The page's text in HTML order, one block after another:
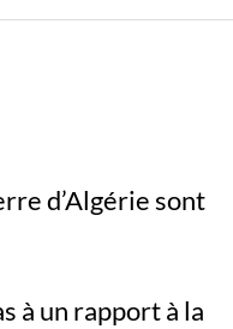
d’Algérie sont
à un rapport à la